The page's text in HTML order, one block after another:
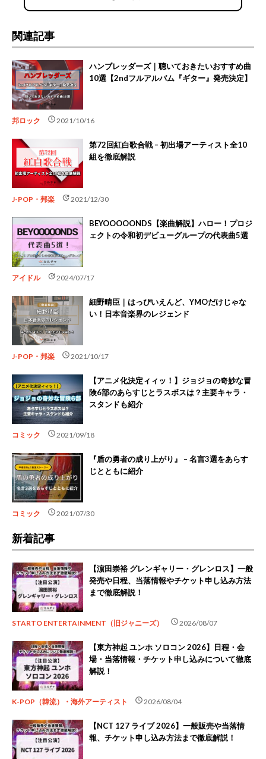
関連記事
ハンブレッダーズ｜聴いておきたいおすすめ曲
10選【2ndフルアルバム『ギター』発売決定】
邦ロック schedule2021/10/16
第72回紅白歌合戦 – 初出場アーティスト全10
組を徹底解説
J-POP・邦楽 update2021/12/30
BEYOOOOONDS【楽曲解説】ハロー！プロジ
ェクトの令和初デビューグループの代表曲5選
アイドル update2024/07/17
細野晴臣｜はっぴいえんど、YMOだけじゃな
い！日本音楽界のレジェンド
J-POP・邦楽 schedule2021/10/17
【アニメ化決定ィィッ！】ジョジョの奇妙な冒
険6部のあらすじとラスボスは？主要キャラ・
スタンドも紹介
コミック schedule2021/09/18
『盾の勇者の成り上がり』 – 名言3選をあらす
じとともに紹介
コミック schedule2021/07/30
新着記事
【濵田崇裕 グレンギャリー・グレンロス】一般
発売や日程、当落情報やチケット申し込み方法
まで徹底解説！
STARTO ENTERTAINMENT（旧ジャニーズ） schedule2026/08/07
【東方神起 ユンホ ソロコン 2026】日程・会
場・当落情報・チケット申し込みについて徹底
解説！
K-POP（韓流）・海外アーティスト schedule2026/08/04
【NCT 127 ライブ 2026】一般販売や当落情
報、チケット申し込み方法まで徹底解説！